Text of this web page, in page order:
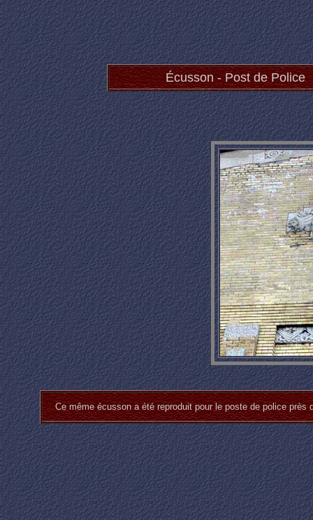
Écusson - Post de Police
Ce même écusson a été reproduit pour le poste de police près